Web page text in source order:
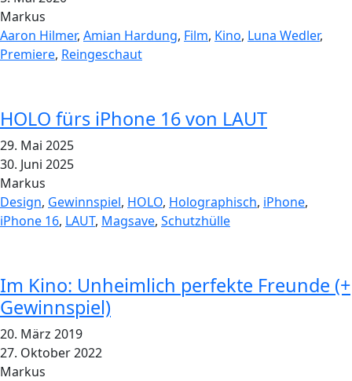
Markus
Aaron Hilmer, Amian Hardung, Film, Kino, Luna Wedler,
Premiere, Reingeschaut
HOLO fürs iPhone 16 von LAUT
29. Mai 2025
30. Juni 2025
Markus
Design, Gewinnspiel, HOLO, Holographisch, iPhone,
iPhone 16, LAUT, Magsave, Schutzhülle
Im Kino: Unheimlich perfekte Freunde (+
Gewinnspiel)
20. März 2019
27. Oktober 2022
Markus